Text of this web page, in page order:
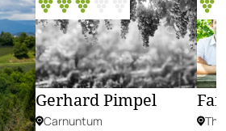
Gerhard Pimpel
Carnuntum